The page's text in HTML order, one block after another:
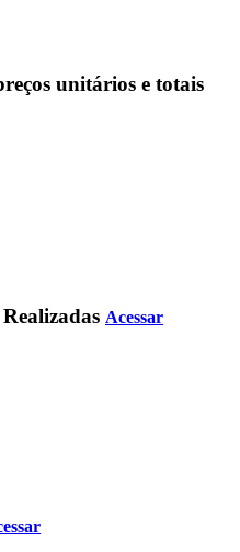
unitários e totais
Acessar